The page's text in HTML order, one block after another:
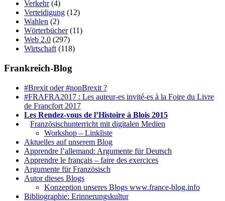
Verkehr(4)
Verteidigung (12)
Wahlen (2)
Wörterbücher(11)
Web 2.0 (297)
Wirtschaft (118)
Frankreich-Blog
#Brexit oder #nonBrexit ?
#FRAFRA2017 : Les auteur-es invité-es à la Foire du Livre
de Francfort 2017
Les Rendez-vous de l’Histoire à Blois 2015
Französischunterricht mit digitalen Medien
Workshop – Linkliste
Aktuelles auf unserem Blog
Apprendre l’allemand: Argumente für Deutsch
Apprendre le français – faire des exercices
Argumente für Französisch
Autor dieses Blogs
Konzeption unseres Blogs www.france-blog.info
Bibliographie: Erinnerungskultur